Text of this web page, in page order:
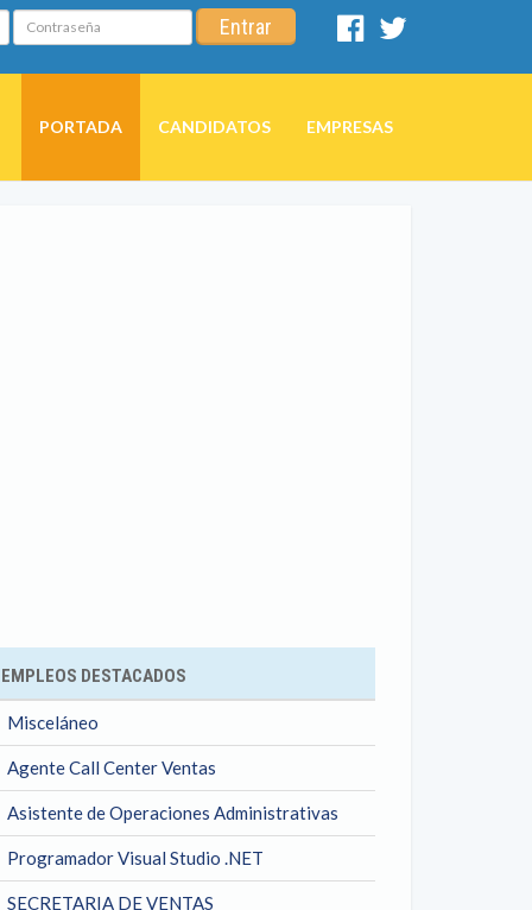
Contraseña Entrar
Facebook
PORTADA CANDIDATOS EMPRESAS
EMPLEOS DESTACADOS
Misceláneo
Agente Call Center Ventas
Asistente de Operaciones Administrativas
Programador Visual Studio .NET
SECRETARIA DE VENTAS